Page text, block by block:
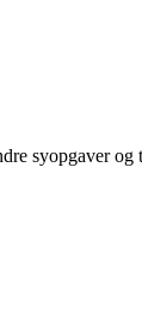
syopgaver